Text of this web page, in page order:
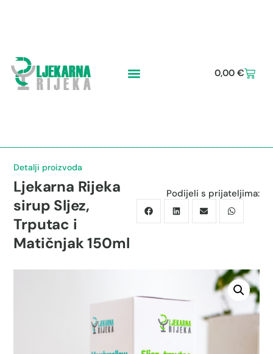
0,00 €
Detalji proizvoda
Ljekarna Rijeka
sirup Sljez,
Trputac i
Matičnjak 150ml
Podijeli s prijateljima: